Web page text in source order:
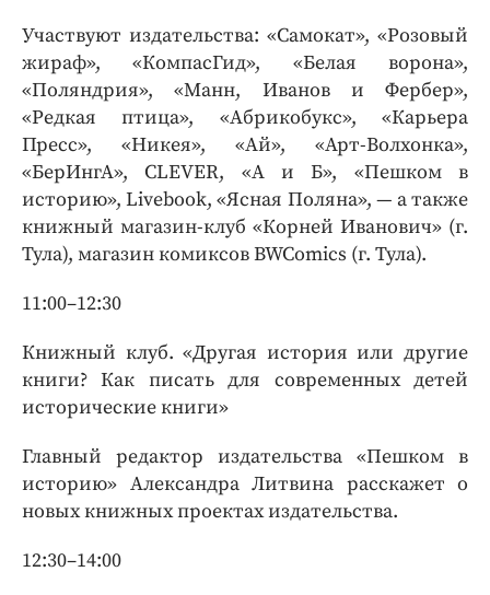
Участвуют издательства: «Самокат», «Розовый
жираф», «КомпасГид», «Белая ворона»,
«Поляндрия», «Манн, Иванов и Фербер»,
«Редкая птица», «Абрикобукс», «Карьера
Пресс», «Никея», «Ай», «Арт-Волхонка»,
«БерИнгА», CLEVER, «А и Б», «Пешком в
историю», Livebook, «Ясная Поляна», — а также
книжный магазин-клуб «Корней Иванович» (г.
Тула), магазин комиксов BWComics (г. Тула).
11:00–12:30
Книжный клуб. «Другая история или другие
книги? Как писать для современных детей
исторические книги»
Главный редактор издательства «Пешком в
историю» Александра Литвина расскажет о
новых книжных проектах издательства.
12:30–14:00